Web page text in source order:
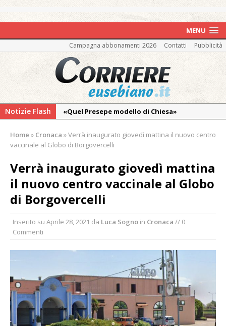
MENU
Campagna abbonamenti 2026 Contatti Pubblicità
Notizie Flash
«Quel Presepe modello di Chiesa»
Ringraziamento: convegno, messa e
Quel giardino davanti all’ospedale curato da
otto soggetti autistici in cura all’Asl di
nell’Alto Novarese si contano i danni del
Estate di sagre anche per i mezzi storici della
collezione della Fondazione Marazzato
Pro vs Saluzzo, amichevole di buon riscontro
Piscina ex Enal non balneabile dopo i controlli
dell’Asl. Il Comune: «Misura precauzionale e
provvisoria»
Home » Cronaca »Verrà inaugurato giovedì mattina il nuovo centro
vaccinale al Globo di Borgovercelli
Verrà inaugurato giovedì mattina
il nuovo centro vaccinale al Globo
di Borgovercelli
Inserito su Aprile 28, 2021 da Luca Sogno in Cronaca // 0
Commenti